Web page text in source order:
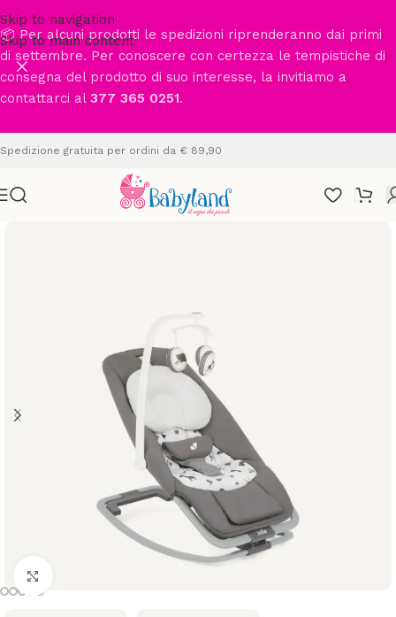
Skip to navigation
Skip to main content
📦 Per alcuni prodotti le spedizioni riprenderanno dai primi
di settembre. Per conoscere con certezza le tempistiche di
consegna del prodotto di suo interesse, la invitiamo a
contattarci al 377 365 0251.
Spedizione gratuita per ordini da € 89,90